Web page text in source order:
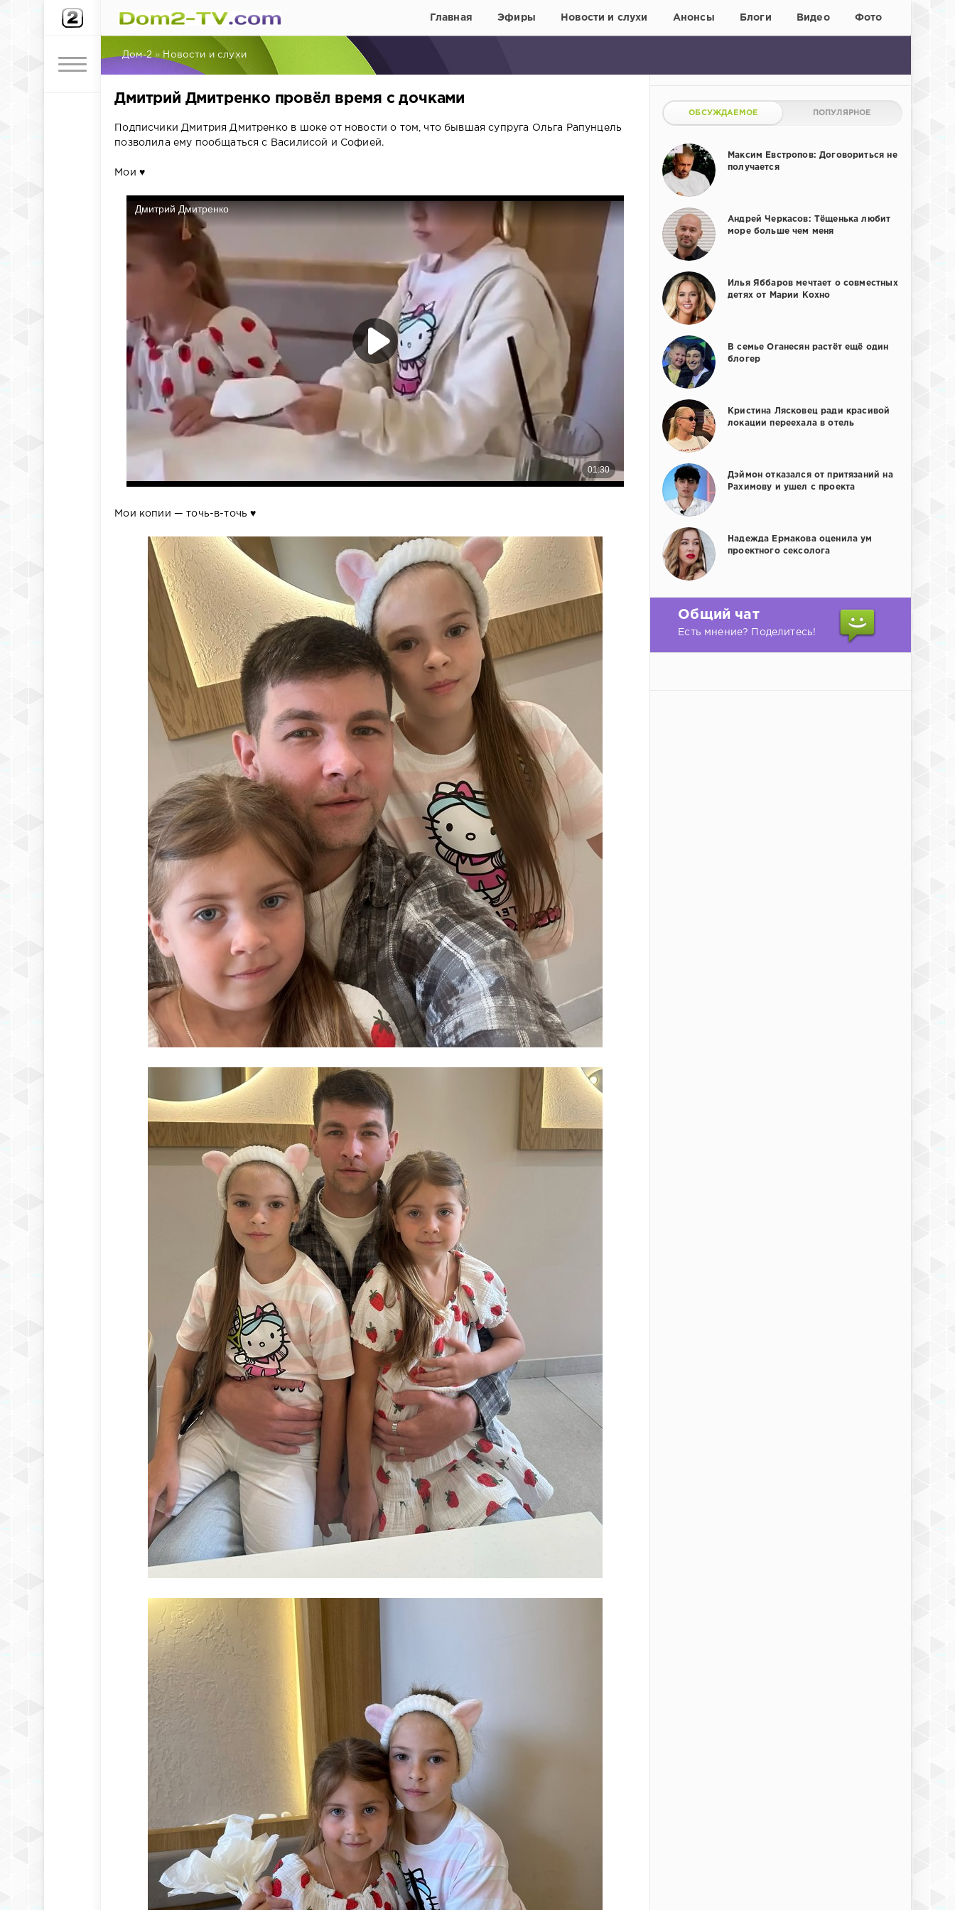
Главная Эфиры Новости и слухи Анонсы Блоги Видео Фото
Дом-2 » Новости и слухи
Дмитрий Дмитренко провёл время с дочками
Подписчики Дмитрия Дмитренко в шоке от новости о том, что бывшая супруга Ольга Рапунцель
позволила ему пообщаться с Василисой и Софией.
Мои ♥
Мои копии — точь-в-точь ♥️
ОБСУЖДАЕМОЕ ПОПУЛЯРНОЕ
Максим Евстропов: Договориться не
получается
Андрей Черкасов: Тёщенька любит
море больше чем меня
Илья Яббаров мечтает о совместных
детях от Марии Кохно
В семье Оганесян растёт ещё один
блогер
Кристина Лясковец ради красивой
локации переехала в отель
Дэймон отказался от притязаний на
Рахимову и ушел с проекта
Надежда Ермакова оценила ум
проектного сексолога
Общий чат
Есть мнение? Поделитесь!